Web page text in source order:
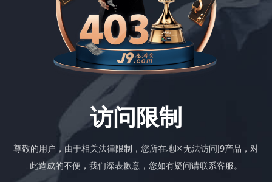
访问限制
尊敬的用户，由于相关法律限制，您所在地区无法访问J9产品，对
此造成的不便，我们深表歉意，您如有疑问请联系客服。